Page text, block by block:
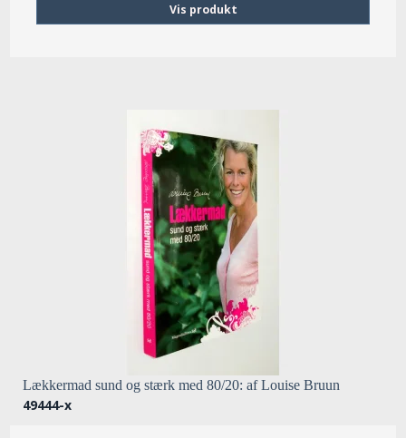
Vis produkt
Lækkermad sund og stærk med 80/20: af Louise Bruun
49444-x